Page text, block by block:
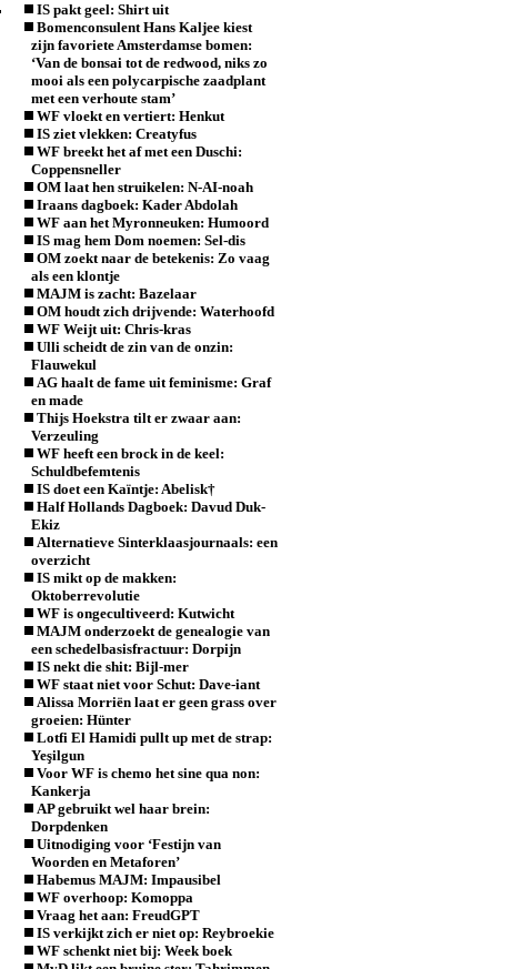
IS pakt geel: Shirt uit
Bomenconsulent Hans Kaljee kiest
zijn favoriete Amsterdamse bomen:
‘Van de bonsai tot de redwood, niks zo
mooi als een polycarpische zaadplant
met een verhoute stam’
WF vloekt en vertiert: Henkut
IS ziet vlekken: Creatyfus
WF breekt het af met een Duschi:
Coppensneller
OM laat hen struikelen: N-AI-noah
Iraans dagboek: Kader Abdolah
WF aan het Myronneuken: Humoord
IS mag hem Dom noemen: Sel-dis
OM zoekt naar de betekenis: Zo vaag
als een klontje
MAJM is zacht: Bazelaar
OM houdt zich drijvende: Waterhoofd
WF Weijt uit: Chris-kras
Ulli scheidt de zin van de onzin:
Flauwekul
AG haalt de fame uit feminisme: Graf
en made
Thijs Hoekstra tilt er zwaar aan:
Verzeuling
WF heeft een brock in de keel:
Schuldbefemtenis
IS doet een Kaïntje: Abelisk†
Half Hollands Dagboek: Davud Duk-
Ekiz
Alternatieve Sinterklaasjournaals: een
overzicht
IS mikt op de makken:
Oktoberrevolutie
WF is ongecultiveerd: Kutwicht
MAJM onderzoekt de genealogie van
een schedelbasisfractuur: Dorpijn
IS nekt die shit: Bijl-mer
WF staat niet voor Schut: Dave-iant
Alissa Morriën laat er geen grass over
groeien: Hünter
Lotfi El Hamidi pullt up met de strap:
Yeşilgun
Voor WF is chemo het sine qua non:
Kankerja
AP gebruikt wel haar brein:
Dorpdenken
Uitnodiging voor ‘Festijn van
Woorden en Metaforen’
Habemus MAJM: Impausibel
WF overhoop: Komoppa
Vraag het aan: FreudGPT
IS verkijkt zich er niet op: Reybroekie
WF schenkt niet bij: Week boek